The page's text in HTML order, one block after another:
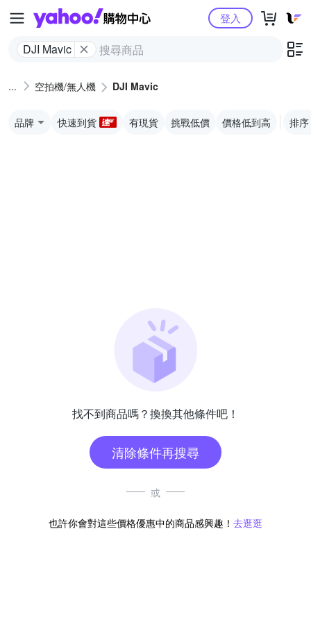
Yahoo購物中心
DJI Mavic
登入
空拍機/無人機 DJI Mavic
品牌 快速到貨 有現貨 挑戰低價 價格低到高 排序
找不到商品嗎？換換其他條件吧！
清除條件再搜尋
或
也許你會對這些價格優惠中的商品感興趣！ 去逛逛